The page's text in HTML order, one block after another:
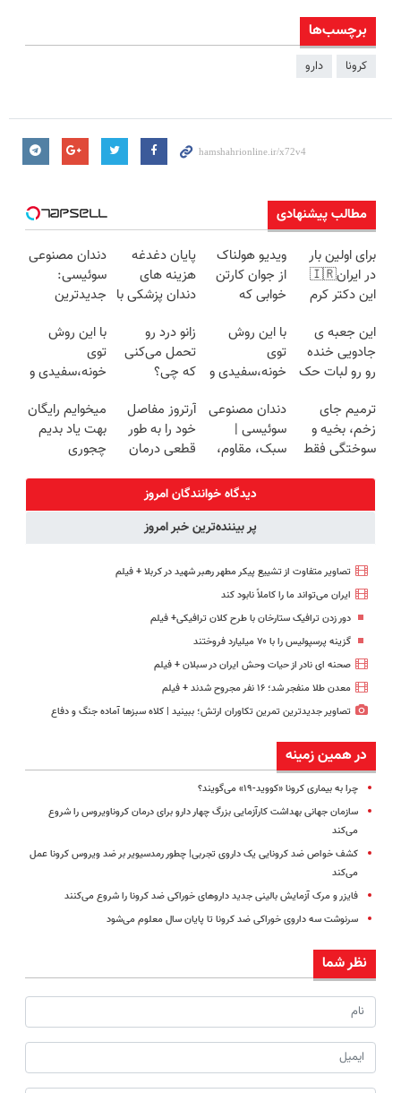
برچسب‌ها
کرونا دارو
مطالب پیشنهادی
برای اولین بار
در ایران🇮🇷
این دکتر کرم
روزه ساخت!
ویدیو هولناک
از جوان کارتن
خوابی که
آموزش رایگان
پایان دغدغه
هزینه های
دندان پزشکی با
کننده خانگی
دندان مصنوعی
سوئیسی:
جدیدترین
سبک و مقاوم |
پرداخت قسطی
این جعبه ی
جادویی خنده
رو رو لبات حک
خرید40%تخفیف
با این روش
توی
خونه،سفیدی و
برگردون
(40%off)
زانو درد رو
تحمل می‌کنی
که چی؟
همین‌جاست!
با این روش
توی
خونه،سفیدی و
برگردون(40%off)
ترمیم جای
زخم، بخیه و
سوختگی فقط
دندان مصنوعی
سوئیسی |
سبک، مقاوم،
رایگان+پرداخت
اقساطی😍
آرتروز مفاصل
خود را به طور
قطعی درمان
◗پرسش‌نامه◖
میخوایم رایگان
بهت یاد بدیم
چجوری
مجانیه
دیدگاه خوانندگان امروز
پر بیننده‌ترین خبر امروز
تصاویر متفاوت از تشییع پیکر مطهر رهبر شهید در کربلا + فیلم
ایران می‌تواند ما را کاملاً نابود کند
دور زدن ترافیک ستارخان با طرح کلان ترافیکی+ فیلم
گزینه پرسپولیس را با ۷۰ میلیارد فروختند
صحنه ای نادر از حیات وحش ایران در سبلان + فیلم
معدن طلا منفجر شد؛ ۱۶ نفر مجروح شدند + فیلم
تصاویر جدیدترین تمرین تکاوران ارتش؛ ببینید | کلاه سبزها آماده جنگ و دفاع
در همین زمینه
چرا به بیماری کرونا «کووید-۱۹» می‌گویند؟
سازمان جهانی بهداشت کارآزمایی بزرگ چهار دارو برای درمان کروناویروس را شروع
می‌کند
کشف خواص ضد کرونایی یک داروی تجربی| چطور رمدسیویر بر ضد ویروس کرونا عمل
می‌کند
فایزر و مرک آزمایش بالینی جدید داروهای خوراکی ضد کرونا را شروع می‌کنند
سرنوشت سه داروی خوراکی ضد کرونا تا پایان سال معلوم می‌شود
نظر شما